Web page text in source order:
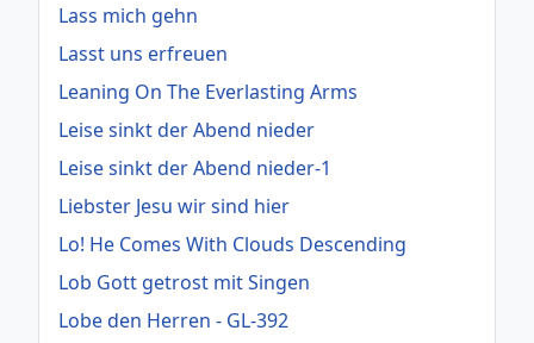
Lass mich gehn
Lasst uns erfreuen
Leaning On The Everlasting Arms
Leise sinkt der Abend nieder
Leise sinkt der Abend nieder-1
Liebster Jesu wir sind hier
Lo! He Comes With Clouds Descending
Lob Gott getrost mit Singen
Lobe den Herren - GL-392